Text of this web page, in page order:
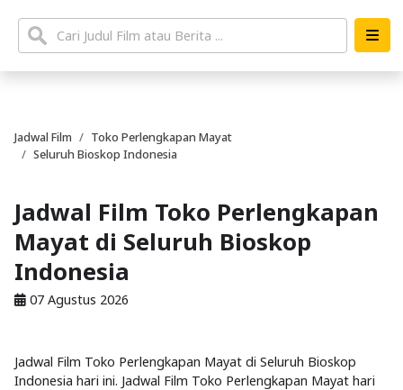
Jadwal Film
Toko Perlengkapan Mayat
Seluruh Bioskop Indonesia
Jadwal Film Toko Perlengkapan
Mayat di Seluruh Bioskop
Indonesia
07 Agustus 2026
Jadwal Film Toko Perlengkapan Mayat di Seluruh Bioskop
Indonesia hari ini. Jadwal Film Toko Perlengkapan Mayat hari